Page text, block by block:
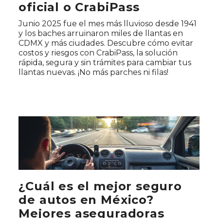
oficial o CrabiPass
Junio 2025 fue el mes más lluvioso desde 1941
y los baches arruinaron miles de llantas en
CDMX y más ciudades. Descubre cómo evitar
costos y riesgos con CrabiPass, la solución
rápida, segura y sin trámites para cambiar tus
llantas nuevas. ¡No más parches ni filas!
¿Cuál es el mejor seguro
de autos en México?
Mejores aseguradoras